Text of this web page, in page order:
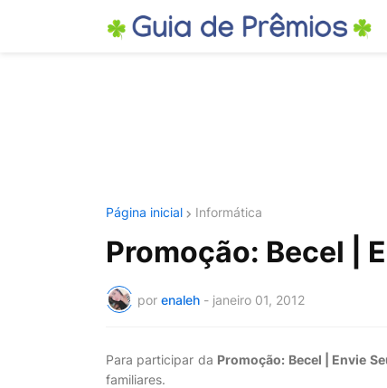
Página inicial Informática
Promoção: Becel |
por enaleh - janeiro 01, 2012
Para participar da Promoção: Becel | Envie
familiares.